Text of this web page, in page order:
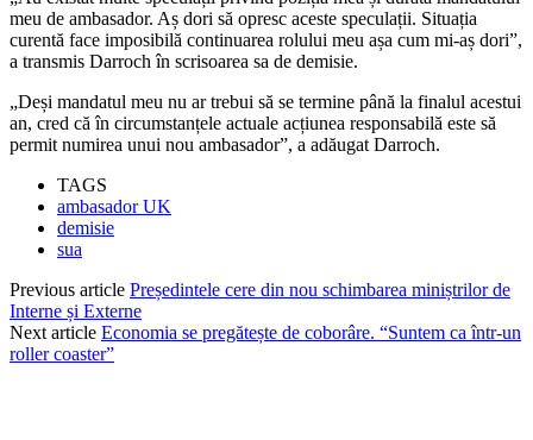
meu de ambasador. Aș dori să opresc aceste speculații. Situația
curentă face imposibilă continuarea rolului meu așa cum mi-aș dori”,
a transmis Darroch în scrisoarea sa de demisie.
„Deși mandatul meu nu ar trebui să se termine până la finalul acestui
an, cred că în circumstanțele actuale acțiunea responsabilă este să
permit numirea unui nou ambasador”, a adăugat Darroch.
TAGS
ambasador UK
demisie
sua
Previous article Președintele cere din nou schimbarea miniștrilor de
Interne și Externe
Next article Economia se pregătește de coborâre. “Suntem ca într-un
roller coaster”